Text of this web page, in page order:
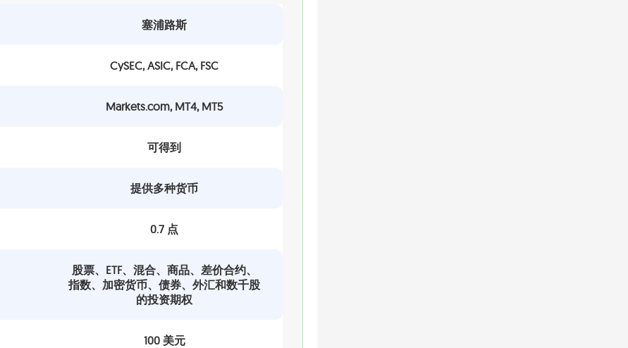
塞浦路斯
CySEC, ASIC, FCA, FSC
Markets.com, MT4, MT5
可得到
提供多种货币
0.7 点
股票、ETF、混合、商品、差价合约、
指数、加密货币、债券、外汇和数千股
的投资期权
100 美元